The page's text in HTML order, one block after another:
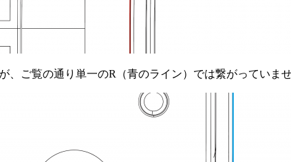
、ご覧の通り単一のR（青のライン）では繋がっていませ